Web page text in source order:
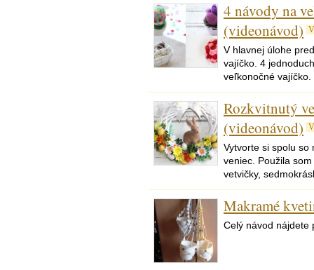
4 návody na
(videonávod)
V hlavnej úlohe
vajíčko. 4
veľkonočné vajíčko.
Rozkvitnutý
(videonávod)
Vytvorte si spolu so
veniec. Použila
vetvičky,
Makramé
Celý návod nájdete